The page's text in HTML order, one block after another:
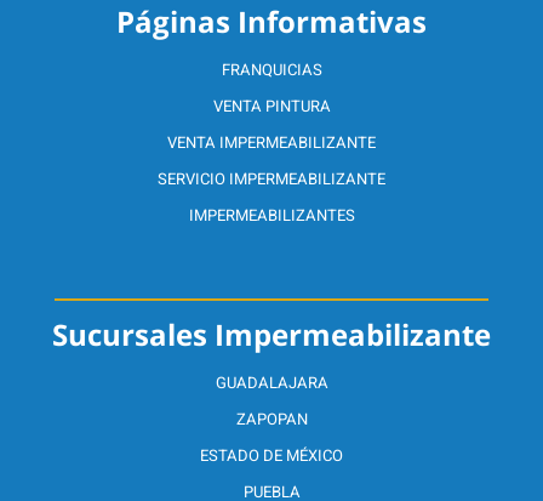
Sucursales Impermeabilizante
GUADALAJARA
ZAPOPAN
ESTADO DE MÉXICO
PUEBLA
Páginas Informativas
FRANQUICIAS
VENTA PINTURA
VENTA IMPERMEABILIZANTE
SERVICIO IMPERMEABILIZANTE
IMPERMEABILIZANTES